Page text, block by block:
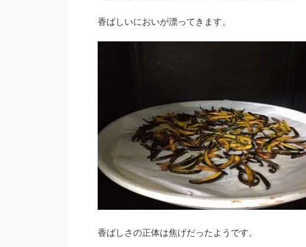
香ばしいにおいが漂ってきます。
香ばしさの正体は焦げだったようです。